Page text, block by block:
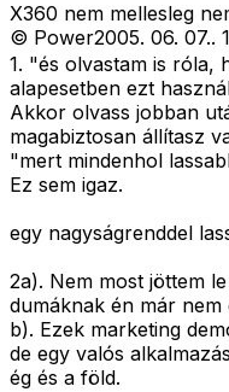
X360 nem mellesleg
© Power2005. 06. 07..
1. "és olvastam is róla,
alapesetben ezt
Akkor olvass jobban
magabiztosan állítasz
"mert mindenhol
Ez sem igaz.
egy nagyságrenddel
2a). Nem most jöttem
dumáknak én már nem
b). Ezek marketing
de egy valós
ég és a föld.